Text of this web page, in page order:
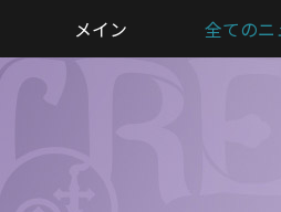
メイン 全てのニ